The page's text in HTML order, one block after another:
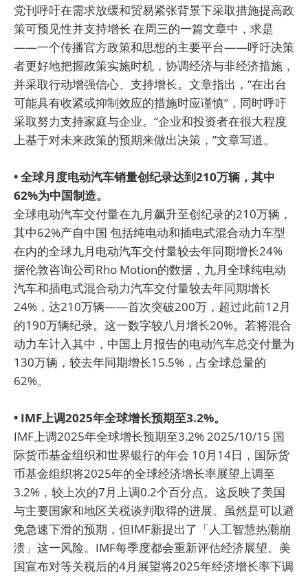
党刊呼吁在需求放缓和贸易紧张背景下采取措施提高政
策可预见性并支持增长 在周三的一篇文章中，求是
——一个传播官方政策和思想的主要平台——呼吁决策
者更好地把握政策实施时机，协调经济与非经济措施，
并采取行动增强信心、支持增长。文章指出，“在出台
可能具有收紧或抑制效应的措施时应谨慎”，同时呼吁
采取努力支持家庭与企业。“企业和投资者在很大程度
上基于对未来政策的预期来做出决策，”文章写道。
• 全球月度电动汽车销量创纪录达到210万辆，其中
62%为中国制造。
全球电动汽车交付量在九月飙升至创纪录的210万辆，
其中62%产自中国 包括纯电动和插电式混合动力车型
在内的全球九月电动汽车交付量较去年同期增长24%
据伦敦咨询公司Rho Motion的数据，九月全球纯电动
汽车和插电式混合动力汽车交付量较去年同期增长
24%，达210万辆——首次突破200万，超过此前12月
的190万辆纪录。这一数字较八月增长20%。若将混合
动力车计入其中，中国上月报告的电动汽车总交付量为
130万辆，较去年同期增长15.5%，占全球总量的
62%。
• IMF上调2025年全球增长预期至3.2%。
IMF上调2025年全球增长预期至3.2% 2025/10/15 国
际货币基金组织和世界银行的年会 10月14日，国际货
币基金组织将2025年的全球经济增长率展望上调至
3.2%，较上次的7月上调0.2个百分点。这反映了美国
与主要国家和地区关税谈判取得的进展。虽然是可以避
免急速下滑的预期，但IMF新提出了「人工智慧热潮崩
溃」这一风险。IMF每季度都会重新评估经济展望。美
国宣布对等关税后的4月展望将2025年经济增长率下调